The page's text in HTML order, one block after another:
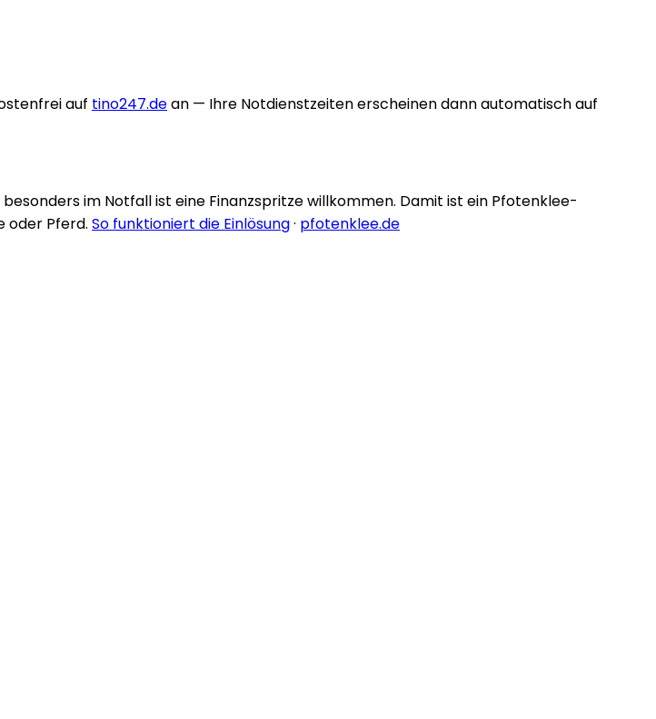
auf tino247.dean — Ihre Notdienstzeiten erscheinen dann automatisch auf
im Notfall ist eine Finanzspritze willkommen. Damit ist ein Pfotenklee-
oder Pferd. So funktioniert die Einlösung· pfotenklee.de